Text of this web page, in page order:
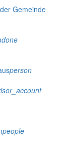
Gemeinde
done
person
people